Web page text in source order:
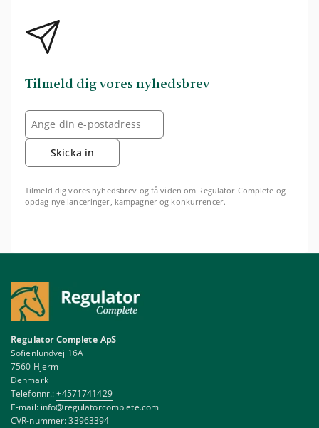
Tilmeld dig vores nyhedsbrev
Skicka in
Tilmeld dig vores nyhedsbrev og få viden om Regulator Complete og
opdag nye lanceringer, kampagner og konkurrencer.
Regulator Complete ApS
Sofienlundvej 16A
7560 Hjerm
Denmark
Telefonnr.:+4571741429
E-mail: info@regulatorcomplete.com
CVR-nummer: 33963394